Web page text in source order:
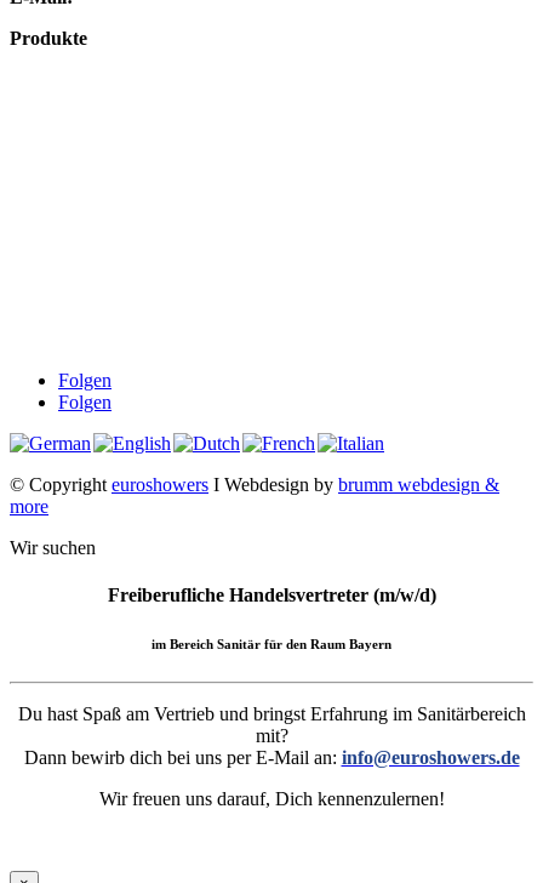
Produkte
Folgen
Folgen
© Copyright euroshowers I Webdesign by brumm webdesign &
more
Wir suchen
Freiberufliche Handelsvertreter (m/w/d)
im Bereich Sanitär für den Raum Bayern
Du hast Spaß am Vertrieb und bringst Erfahrung im Sanitärbereich
mit?
Dann bewirb dich bei uns per E-Mail an: info@euroshowers.de
Wir freuen uns darauf, Dich kennenzulernen!